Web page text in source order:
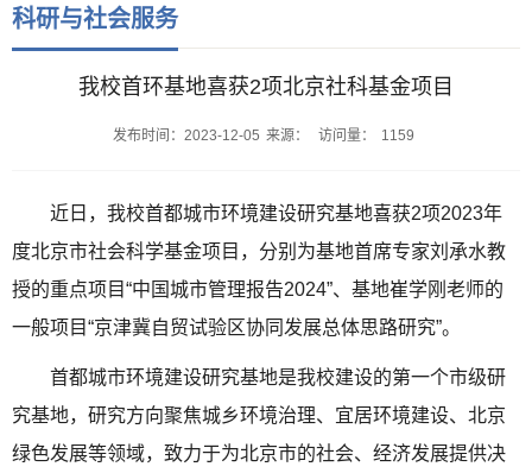
科研与社会服务
我校首环基地喜获2项北京社科基金项目
发布时间：2023-12-05 来源： 访问量： 1159
近日，我校首都城市环境建设研究基地喜获2项2023年
度北京市社会科学基金项目，分别为基地首席专家刘承水教
授的重点项目“中国城市管理报告2024”、基地崔学刚老师的
一般项目“京津冀自贸试验区协同发展总体思路研究”。
首都城市环境建设研究基地是我校建设的第一个市级研
究基地，研究方向聚焦城乡环境治理、宜居环境建设、北京
绿色发展等领域，致力于为北京市的社会、经济发展提供决